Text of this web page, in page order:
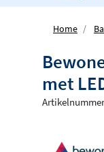
Home
met